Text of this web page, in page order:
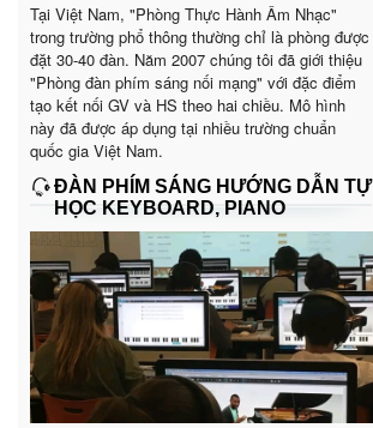
Tại Việt Nam, "Phòng Thực Hành Âm Nhạc"
trong trường phổ thông thường chỉ là phòng được
đặt 30-40 đàn. Năm 2007 chúng tôi đã giới thiệu
"Phòng đàn phím sáng nối mạng" với đặc điểm
tạo kết nối GV và HS theo hai chiều. Mô hình
này đã được áp dụng tại nhiều trường chuẩn
quốc gia Việt Nam.
ĐÀN PHÍM SÁNG HƯỚNG DẪN TỰ
HỌC KEYBOARD, PIANO